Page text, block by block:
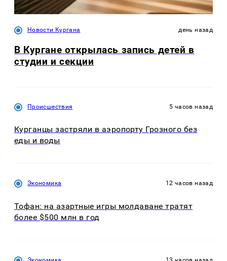
Новости Кургана день назад
В Кургане открылась запись детей в
студии и секции
Происшествия 5 часов назад
Курганцы застряли в аэропорту Грозного без
еды и воды
Экономика 12 часов назад
Тофан: на азартные игры молдаване тратят
более $500 млн в год